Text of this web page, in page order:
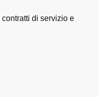
di servizio e